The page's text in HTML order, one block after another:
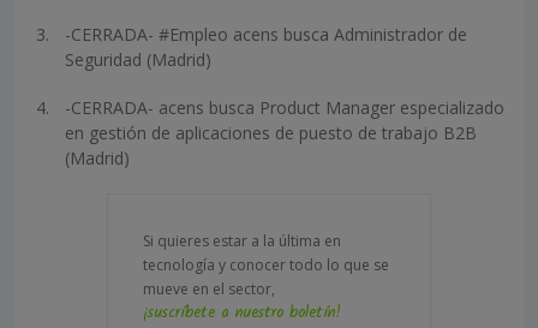
-CERRADA- #Empleo acens busca Administrador de
Seguridad (Madrid)
-CERRADA- acens busca Product Manager especializado
en gestión de aplicaciones de puesto de trabajo B2B
(Madrid)
Si quieres estar a la última en
tecnología y conocer todo lo que se
mueve en el sector,
¡suscríbete a nuestro boletín!